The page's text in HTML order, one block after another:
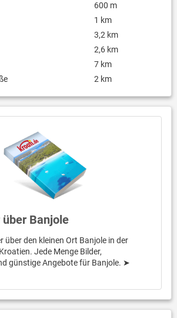
600 m
1 km
3,2 km
2,6 km
7 km
2 km
Banjole
über den kleinen Ort Banjole in der
Jede Menge Bilder,
günstige Angebote für Banjole. ➤